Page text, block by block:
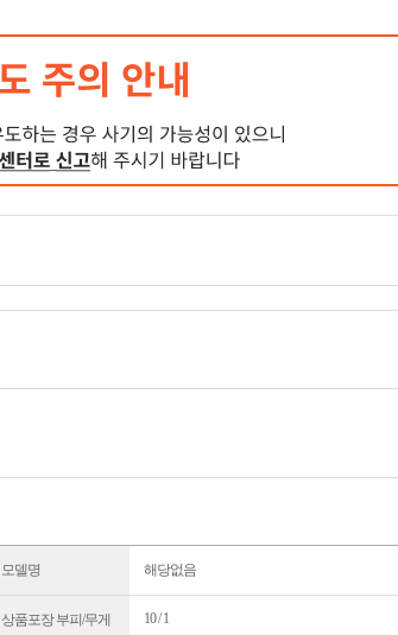
모델명 해당없음
상품포장 부피/무게 10 / 1